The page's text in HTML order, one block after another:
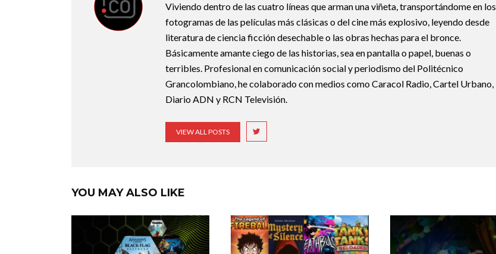
Viviendo dentro de las cuatro líneas que arman una viñeta, transportándome en los
fotogramas de las películas más clásicas o del cine más explosivo, leyendo desde
literatura de ciencia ficción desechable o las obras hechas para el bronce.
Básicamente amante ciego de las historias, sea en pantalla o papel, buenas o
terribles. Profesional en comunicación social y periodismo del Politécnico
Grancolombiano, he colaborado con medios como Caracol Radio, Cartel Urbano,
Diario ADN y RCN Televisión.
VIEW ALL POSTS
YOU MAY ALSO LIKE